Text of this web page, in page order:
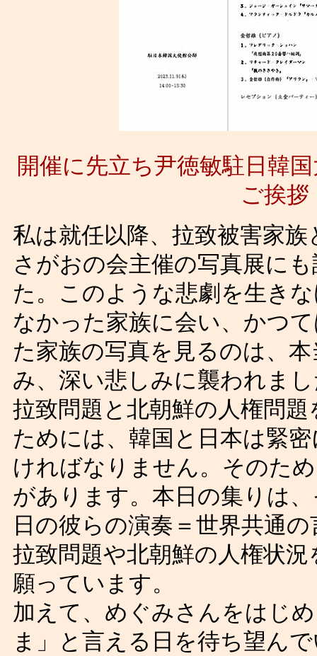
開催に先立ち尹徳敏駐日韓
ご挨
私は就任以降、拉致被害家
さがおの会主催の写真展に
た。このような悲劇を生き
なかった家族に会い、かつ
た家族の写真を見るのは、
み、深い悲しみに襲われま
拉致問題と北朝鮮の人権問
ためには、韓国と日本は緊
ければなりません。そのた
があります。本日の集りは
日の彼らの演奏＝世界共通
拉致問題や北朝鮮の人権状
願っています。
加えて、めぐみさんをはじ
ま」と言える日を待ち望ん